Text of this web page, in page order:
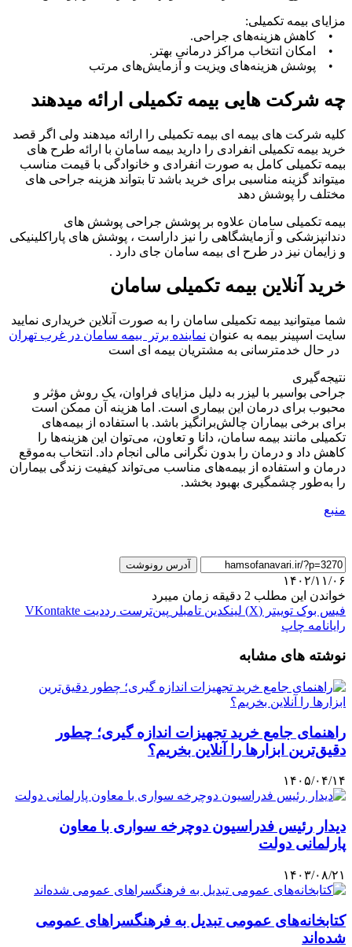
مزایای بیمه تکمیلی:
• کاهش هزینه‌های جراحی.
• امکان انتخاب مراکز درمانی بهتر.
• پوشش هزینه‌های ویزیت و آزمایش‌های مرتب
چه شرکت هایی بیمه تکمیلی ارائه میدهند
کلیه شرکت های بیمه ای بیمه تکمیلی را ارائه میدهند ولی اگر قصد
خرید بیمه تکمیلی انفرادی را دارید بیمه سامان با ارائه طرح های
بیمه تکمیلی کامل به صورت انفرادی و خانوادگی با قیمت مناسب
میتواند گزینه مناسبی برای خرید باشد تا بتواند هزینه جراحی های
مختلف را پوشش دهد
بیمه تکمیلی سامان علاوه بر پوشش جراحی پوشش های
دندانپزشکی و آزمایشگاهی را نیز داراست ، پوشش های پاراکلینیکی
و زایمان نیز در طرح ای بیمه سامان جای دارد .
خرید آنلاین بیمه تکمیلی سامان
شما میتوانید بیمه تکمیلی سامان را به صورت آنلاین خریداری نمایید
سایت اسپینر بیمه به عنوان نماینده برتر بیمه سامان در غرب تهران
در حال خدمترسانی به مشتریان بیمه ای است
نتیجه‌گیری
جراحی بواسیر با لیزر به دلیل مزایای فراوان، یک روش مؤثر و
محبوب برای درمان این بیماری است. اما هزینه آن ممکن است
برای برخی بیماران چالش‌برانگیز باشد. با استفاده از بیمه‌های
تکمیلی مانند بیمه سامان، دانا و تعاون، می‌توان این هزینه‌ها را
کاهش داد و درمان را بدون نگرانی مالی انجام داد. انتخاب به‌موقع
درمان و استفاده از بیمه‌های مناسب می‌تواند کیفیت زندگی بیماران
را به‌طور چشمگیری بهبود بخشد.
منبع
آدرس رونوشت
۱۴۰۲/۱۱/۰۶
خواندن این مطلب 2 دقیقه زمان میبرد
فیس بوک توییتر (X) لینکدین ‫تامبلر ‫پین‌ترست ‫رددیت ‫VKontakte
رایانامه چاپ
نوشته های مشابه
راهنمای جامع خرید تجهیزات اندازه گیری؛ چطور
دقیق‌ترین ابزارها را آنلاین بخریم؟
۱۴۰۵/۰۴/۱۴
دیدار رئیس فدراسیون دوچرخه سواری با معاون
پارلمانی دولت
۱۴۰۳/۰۸/۲۱
کتابخانه‌های عمومی تبدیل به فرهنگسراهای عمومی
شده‌اند